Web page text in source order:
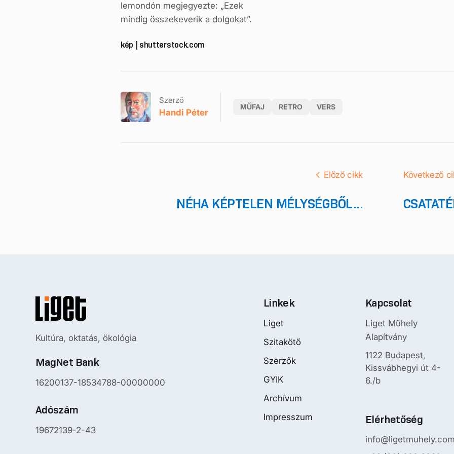
lemondón megjegyezte: „Ezek
mindig összekeverik a dolgokat”.
kép | shutterstock.com
Szerző
Handi Péter
MŰFAJ RETRO VERS
Előző cikk
NÉHA KÉPTELEN MÉLYSÉGBŐL...
Következő
Kultúra, oktatás, ökológia
MagNet Bank
16200137-18534788-00000000
Adószám
19672139-2-43
Linkek
Liget
Szitakötő
Szerzők
GYIK
Archívum
Impresszum
Kapcsolat
Liget Műhely
Alapítvány
1122 Budapest,
Kissvábhegyi út 4-
6./b
Elérhetőség